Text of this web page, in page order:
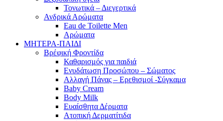
Τονωτικά – Διεγερτικά
Ανδρικά Αρώματα
Eau de Toilette Men
Αρώματα
ΜΗΤΕΡΑ-ΠΑΙΔΙ
Βρέφική Φροντίδα
Καθαρισμός για παιδιά
Ενυδάτωση Προσώπου – Σώματος
Αλλαγή Πάνας – Ερεθισμοί -Σύγκαμα
Baby Cream
Body Milk
Ευαίσθητα Δέρματα
Ατοπική Δερματίτιδα